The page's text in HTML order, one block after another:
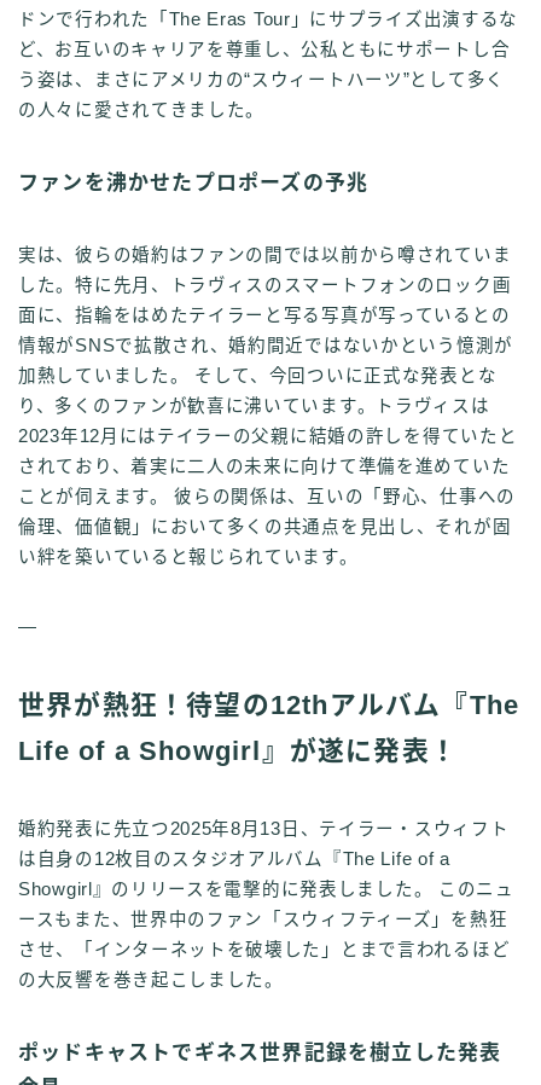
ドンで行われた「The Eras Tour」にサプライズ出演するな
ど、お互いのキャリアを尊重し、公私ともにサポートし合
う姿は、まさにアメリカの“スウィートハーツ”として多く
の人々に愛されてきました。
ファンを沸かせたプロポーズの予兆
実は、彼らの婚約はファンの間では以前から噂されていま
した。特に先月、トラヴィスのスマートフォンのロック画
面に、指輪をはめたテイラーと写る写真が写っているとの
情報がSNSで拡散され、婚約間近ではないかという憶測が
加熱していました。 そして、今回ついに正式な発表とな
り、多くのファンが歓喜に沸いています。トラヴィスは
2023年12月にはテイラーの父親に結婚の許しを得ていたと
されており、着実に二人の未来に向けて準備を進めていた
ことが伺えます。 彼らの関係は、互いの「野心、仕事への
倫理、価値観」において多くの共通点を見出し、それが固
い絆を築いていると報じられています。
—
世界が熱狂！待望の12thアルバム『The
Life of a Showgirl』が遂に発表！
婚約発表に先立つ2025年8月13日、テイラー・スウィフト
は自身の12枚目のスタジオアルバム『The Life of a
Showgirl』のリリースを電撃的に発表しました。 このニュ
ースもまた、世界中のファン「スウィフティーズ」を熱狂
させ、「インターネットを破壊した」とまで言われるほど
の大反響を巻き起こしました。
ポッドキャストでギネス世界記録を樹立した発表